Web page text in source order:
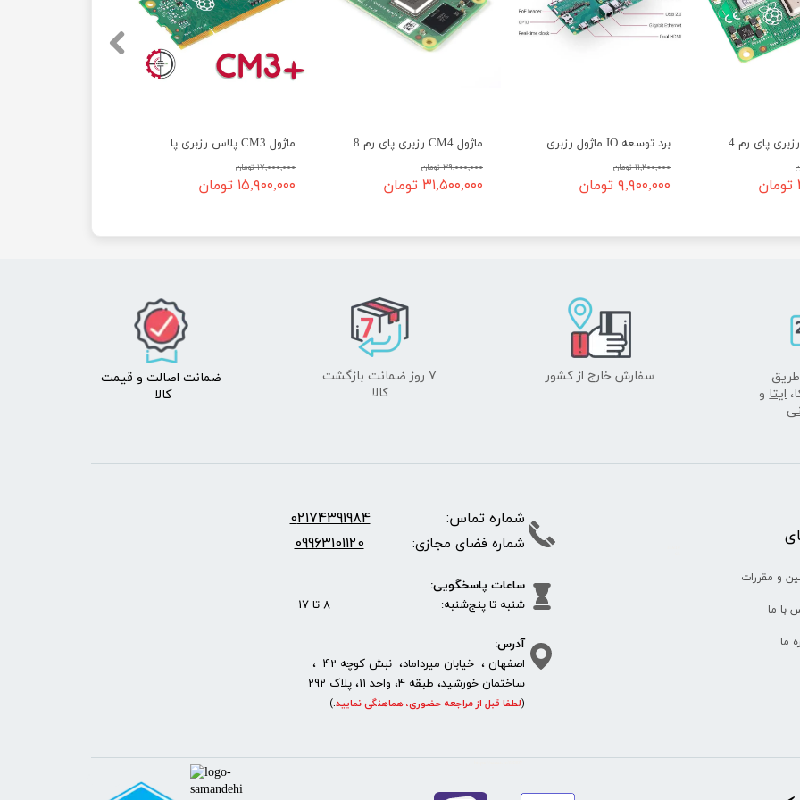
★
★
ماژول CM3 پلاس رزبری پای مدل ۳۲ گیگابایت - Raspberry Pi CM3+ 32GB
۱۷,۰۰۰,۰۰۰ تومان
۱۵,۹۰۰,۰۰۰ تومان
ماژول CM4 رزبری پای رم 8 مدل Raspberry Pi Compute Module CM4108032
۳۹,۰۰۰,۰۰۰ تومان
۳۱,۵۰۰,۰۰۰ تومان
برد توسعه IO ماژول رزبری 4 Raspberry PI CM4 IO Board
۱۱,۲۰۰,۰۰۰ تومان
۹,۹۰۰,۰۰۰ تومان
ماژول CM4 رزبری پای رم 4 مدل Raspberry Pi Compute Module CM4104032
ایتاو
سفارش خارج از کشور
۷ روز ضمانت بازگشت
​​​​​​​کالا
ضمانت اصالت و قیمت​​​​​​​
کالا ​​​​​​​
و مقررات
با ما
ما
شماره تماس: 02174391984
شماره فضای مجازی: 09963101120
ساعات پاسخگویی:
شنبه تا پنج‌شنبه: 8 تا 17
آدرس:
اصفهان ، خیابان میرداماد، نبش کوچه 42 ،
ساختمان خورشید، طبقه 4، واحد 11، پلاک 292
(لطفا قبل از مراجعه حضوری، هماهنگی نمایید.
)